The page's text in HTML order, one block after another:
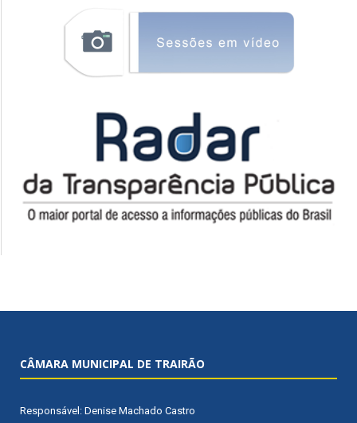
CÂMARA MUNICIPAL DE TRAIRÃO
Responsável: Denise Machado Castro